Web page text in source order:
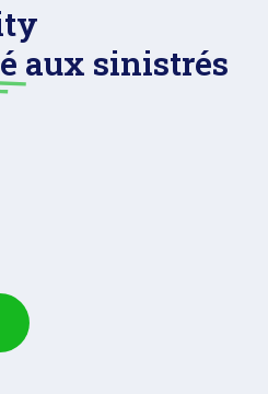
aux sinistrés